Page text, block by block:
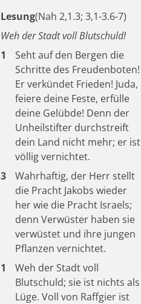
Lesung(Nah 2,1.3; 3,1-3.6-7)
Weh der Stadt voll Blutschuld!
1
Seht auf den Bergen die
Schritte des Freudenboten!
Er verkündet Frieden! Juda,
feiere deine Feste, erfülle
deine Gelübde! Denn der
Unheilstifter durchstreift
dein Land nicht mehr; er ist
völlig vernichtet.
3
Wahrhaftig, der Herr stellt
die Pracht Jakobs wieder
her wie die Pracht Israels;
denn Verwüster haben sie
verwüstet und ihre jungen
Pflanzen vernichtet.
1
Weh der Stadt voll
Blutschuld; sie ist nichts als
Lüge. Voll von Raffgier ist